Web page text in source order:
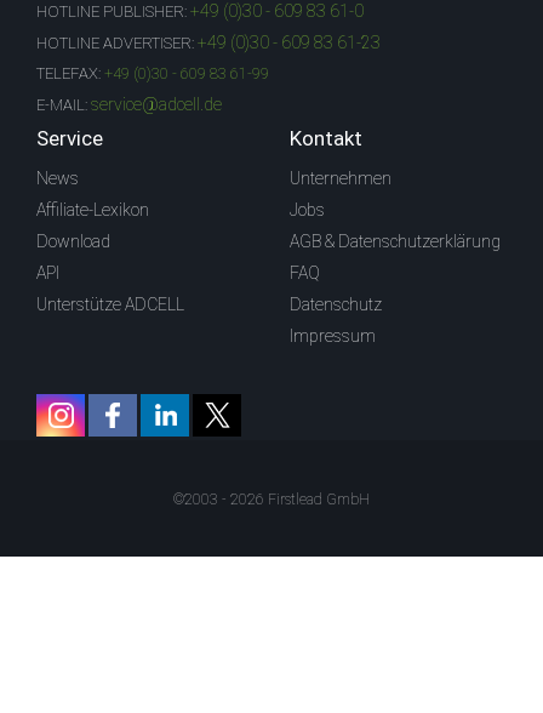
HOTLINE PUBLISHER: +49 (0)30 - 609 83 61-0
HOTLINE ADVERTISER: +49 (0)30 - 609 83 61-23
TELEFAX: +49 (0)30 - 609 83 61-99
E-MAIL: service@adcell.de
Service
News
Affiliate-Lexikon
Download
API
Unterstütze ADCELL
Kontakt
Unternehmen
Jobs
AGB & Datenschutzerklärung
FAQ
Datenschutz
Impressum
©2003 - 2026 Firstlead GmbH